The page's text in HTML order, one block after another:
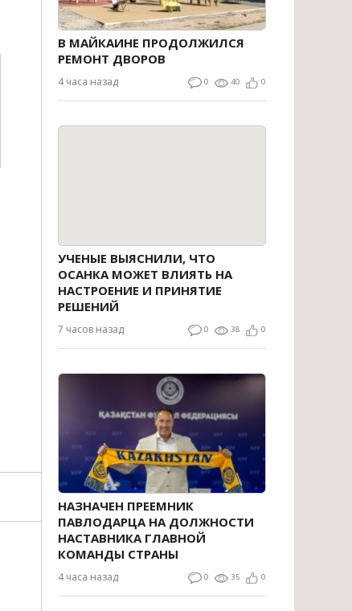
В МАЙКАИНЕ ПРОДОЛЖИЛСЯ
РЕМОНТ ДВОРОВ
4 часа назад 0 40 0
УЧЕНЫЕ ВЫЯСНИЛИ, ЧТО
ОСАНКА МОЖЕТ ВЛИЯТЬ НА
НАСТРОЕНИЕ И ПРИНЯТИЕ
РЕШЕНИЙ
7 часов назад 0 38 0
НАЗНАЧЕН ПРЕЕМНИК
ПАВЛОДАРЦА НА ДОЛЖНОСТИ
НАСТАВНИКА ГЛАВНОЙ
КОМАНДЫ СТРАНЫ
4 часа назад 0 35 0